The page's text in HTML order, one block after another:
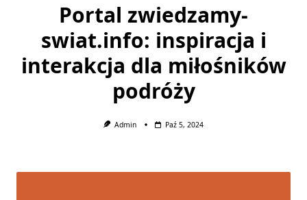
Portal zwiedzamy-
swiat.info: inspiracja i
interakcja dla miłośników
podróży
Admin Paź 5, 2024